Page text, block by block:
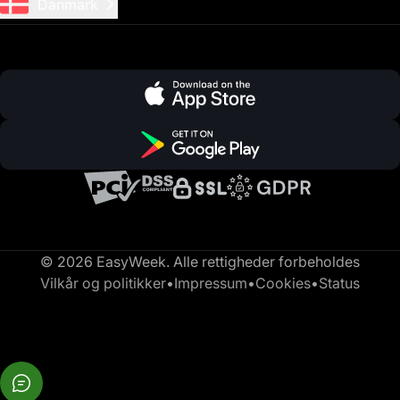
© 2026 EasyWeek. Alle rettigheder forbeholdes
Vilkår og politikker•Impressum•Cookies•Status